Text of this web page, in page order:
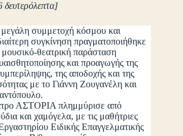
μεγάλη συμμετοχή κόσμου και
συγκίνηση πραγματοποιήθηκε
μουσικό-θεατρική παράσταση
και προαγωγής της
της αποδοχής και της
με το Γιάννη Ζουγανέλη και
ΑΣΤΟΡΙΑ πλημμύρισε από
και χαμόγελα, με τις μαθήτριες
Ειδικής Επαγγελματικής